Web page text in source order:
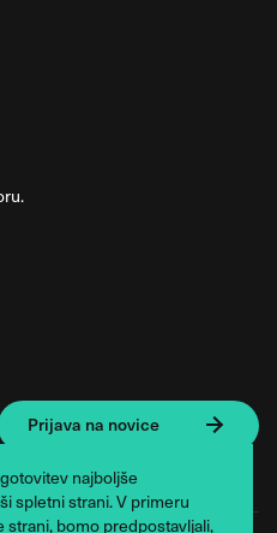
Prijava na novice
najboljše
spletni strani. V primeru
strani, bomo predpostavljali,